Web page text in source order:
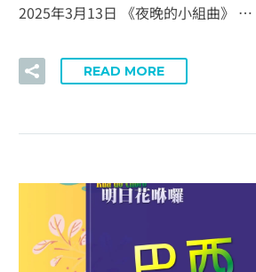
2025年3月13日 《夜晚的小組曲》 …
READ MORE